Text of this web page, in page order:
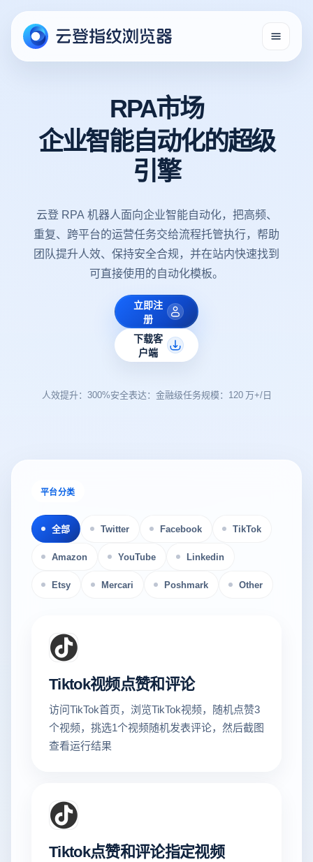
RPA市场
企业智能自动化的超级
引擎
云登 RPA 机器人面向企业智能自动化，把高频、
重复、跨平台的运营任务交给流程托管执行，帮助
团队提升人效、保持安全合规，并在站内快速找到
可直接使用的自动化模板。
立即注
册
下载客
户端
人效提升：300%安全表达：金融级任务规模：120 万+/日
平台分类
全部 Twitter Facebook TikTok
Amazon YouTube Linkedin
Etsy Mercari Poshmark Other
Tiktok视频点赞和评论
访问TikTok首页，浏览TikTok视频，随机点赞3
个视频，挑选1个视频随机发表评论，然后截图
查看运行结果
Tiktok点赞和评论指定视频